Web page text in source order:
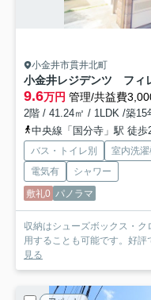
小金井市貫井北町
小金井レジデンツ フィ
9.6万円 管理/共益費
2階 / 41.24㎡ / 1LDK /築15
中央線「国分寺」駅 徒歩
バス・トイレ別 室内洗
電気有
シャワー
敷礼0 パノラマ
収納はシューズボックス・
用することも可能です。好評
見る